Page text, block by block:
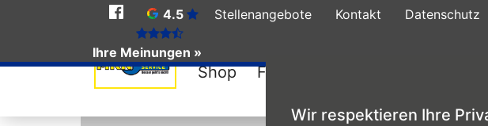
Wir respektieren Ihre
Shop Felgen-Konfigurator
Stellenangebote Kontakt Datenschutz
Social
Media
4.5
Ihre Meinungen »